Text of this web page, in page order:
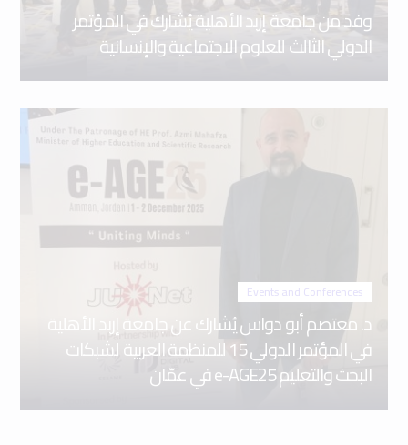
وفد من جامعة إربد الأهلية يُشارك في المؤتمر
الدولي الثالث للعلوم الاجتماعية والإنسانية
Events and Conferences
د. معتصم أبو دواس يُشارك عن جامعة إربد الأهلية
في المؤتمر الدولي 15 للمنظمة العربية لشبكات
البحث والتعليم e-AGE25 في عمّان